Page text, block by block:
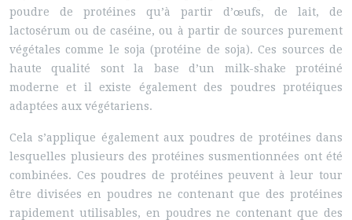
poudre de protéines qu’à partir d’œufs, de lait, de
lactosérum ou de caséine, ou à partir de sources purement
végétales comme le soja (protéine de soja). Ces sources de
haute qualité sont la base d’un milk-shake protéiné
moderne et il existe également des poudres protéiques
adaptées aux végétariens.
Cela s’applique également aux poudres de protéines dans
lesquelles plusieurs des protéines susmentionnées ont été
combinées. Ces poudres de protéines peuvent à leur tour
être divisées en poudres ne contenant que des protéines
rapidement utilisables, en poudres ne contenant que des